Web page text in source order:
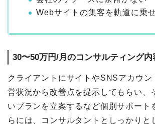
Webサイトの集客を軌道に乗
30〜50万円/月のコンサルティング内
クライアントにサイトやSNSアカウン
営状況から改善点を提示してもらい、
いプランを立案するなど個別サポート
らには、コンサルタントとしっかりと